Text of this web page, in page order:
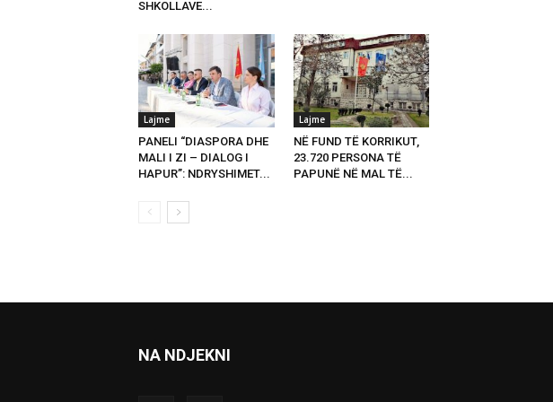
SHKOLLAVE...
Lajme
PANELI “DIASPORA DHE
MALI I ZI – DIALOG I
HAPUR”: NDRYSHIMET...
Lajme
NË FUND TË KORRIKUT,
23.720 PERSONA TË
PAPUNË NË MAL TË...
NA NDJEKNI